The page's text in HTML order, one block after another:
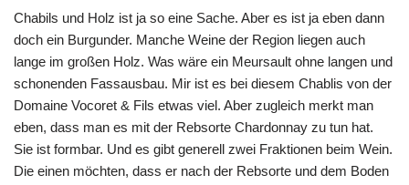
Chabils und Holz ist ja so eine Sache. Aber es ist ja eben dann
doch ein Burgunder. Manche Weine der Region liegen auch
lange im großen Holz. Was wäre ein Meursault ohne langen und
schonenden Fassausbau. Mir ist es bei diesem Chablis von der
Domaine Vocoret & Fils etwas viel. Aber zugleich merkt man
eben, dass man es mit der Rebsorte Chardonnay zu tun hat.
Sie ist formbar. Und es gibt generell zwei Fraktionen beim Wein.
Die einen möchten, dass er nach der Rebsorte und dem Boden